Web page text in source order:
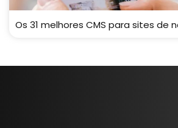
Os 31 melhores CMS para sites de